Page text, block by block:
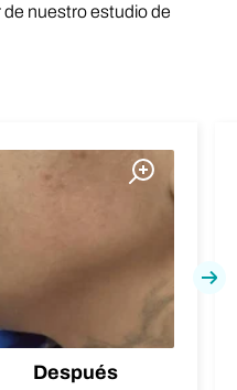
nuestro estudio de
Después